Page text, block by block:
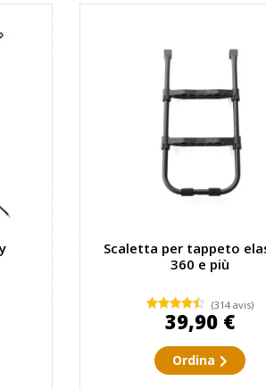
Scaletta per tappeto
360 e più
(314 avis)
39,90 €
Ordina